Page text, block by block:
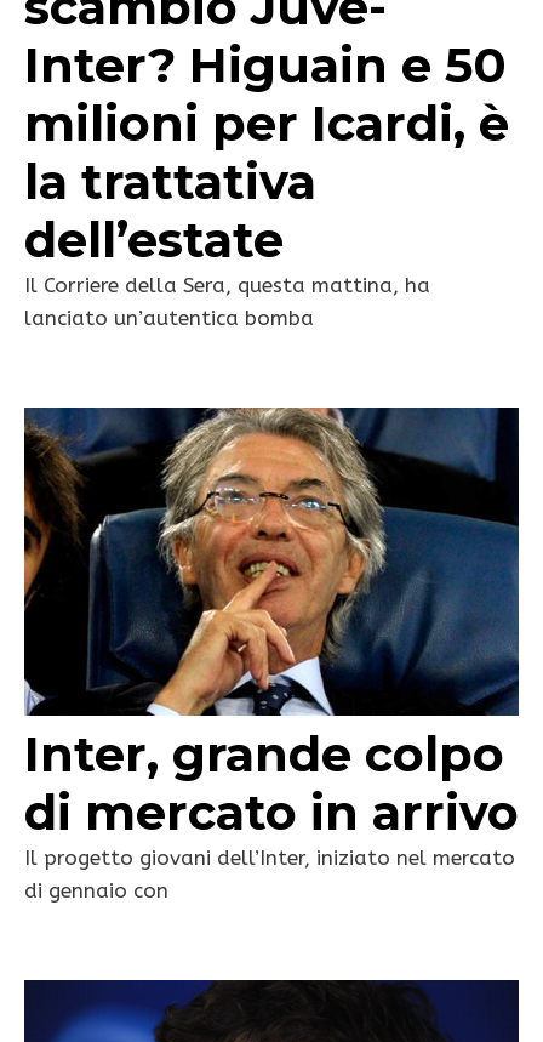
Inter? Higuain e 50
milioni per Icardi, è
la trattativa
dell’estate
Il Corriere della Sera, questa mattina, ha
lanciato un’autentica bomba
Inter, grande colpo
di mercato in arrivo
Il progetto giovani dell’Inter, iniziato nel mercato
di gennaio con